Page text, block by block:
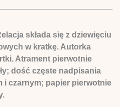
składa się z dziewięciu
w kratkę. Autorka
Atrament pierwotnie
dość częste nadpisania
i czarnym; papier pierwotnie